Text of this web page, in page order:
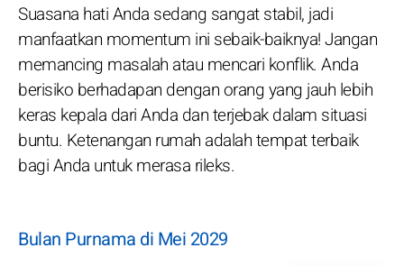
Suasana hati Anda sedang sangat stabil, jadi
manfaatkan momentum ini sebaik-baiknya! Jangan
memancing masalah atau mencari konflik. Anda
berisiko berhadapan dengan orang yang jauh lebih
keras kepala dari Anda dan terjebak dalam situasi
buntu. Ketenangan rumah adalah tempat terbaik
bagi Anda untuk merasa rileks.
Bulan Purnama di Mei 2029